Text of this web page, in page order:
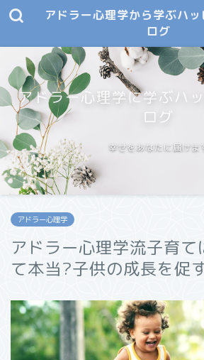
アドラー心理学から学ぶハ
ログ
アドラー心理学に学ぶハ
ログ
幸せをあなたに届けま
アドラー心理学
アドラー心理学流子育て
て本当?子供の成長を促